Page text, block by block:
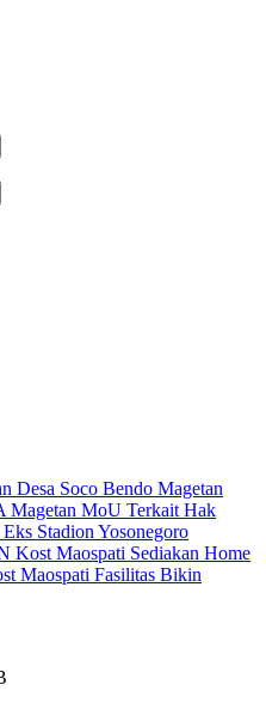
Desa Soco Bendo Magetan
Magetan MoU Terkait Hak
Eks Stadion Yosonegoro
Kost Maospati Sediakan Home
Maospati Fasilitas Bikin